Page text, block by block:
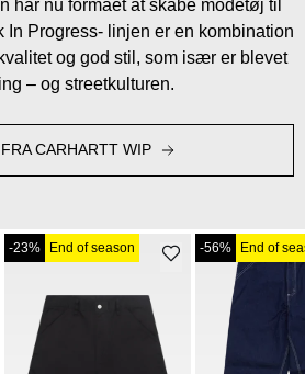
har nu formået at skabe modetøj til
In Progress- linjen er en kombination
og god stil, som især er blevet
– og streetkulturen.
CARHARTT WIP
-23% End of season -56% End of